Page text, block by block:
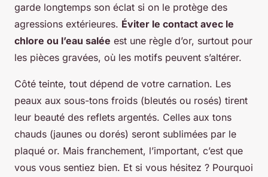
garde longtemps son éclat si on le protège des
agressions extérieures. Éviter le contact avec le
chlore ou l’eau salée est une règle d’or, surtout pour
les pièces gravées, où les motifs peuvent s’altérer.
Côté teinte, tout dépend de votre carnation. Les
peaux aux sous-tons froids (bleutés ou rosés) tirent
leur beauté des reflets argentés. Celles aux tons
chauds (jaunes ou dorés) seront sublimées par le
plaqué or. Mais franchement, l’important, c’est que
vous vous sentiez bien. Et si vous hésitez ? Pourquoi